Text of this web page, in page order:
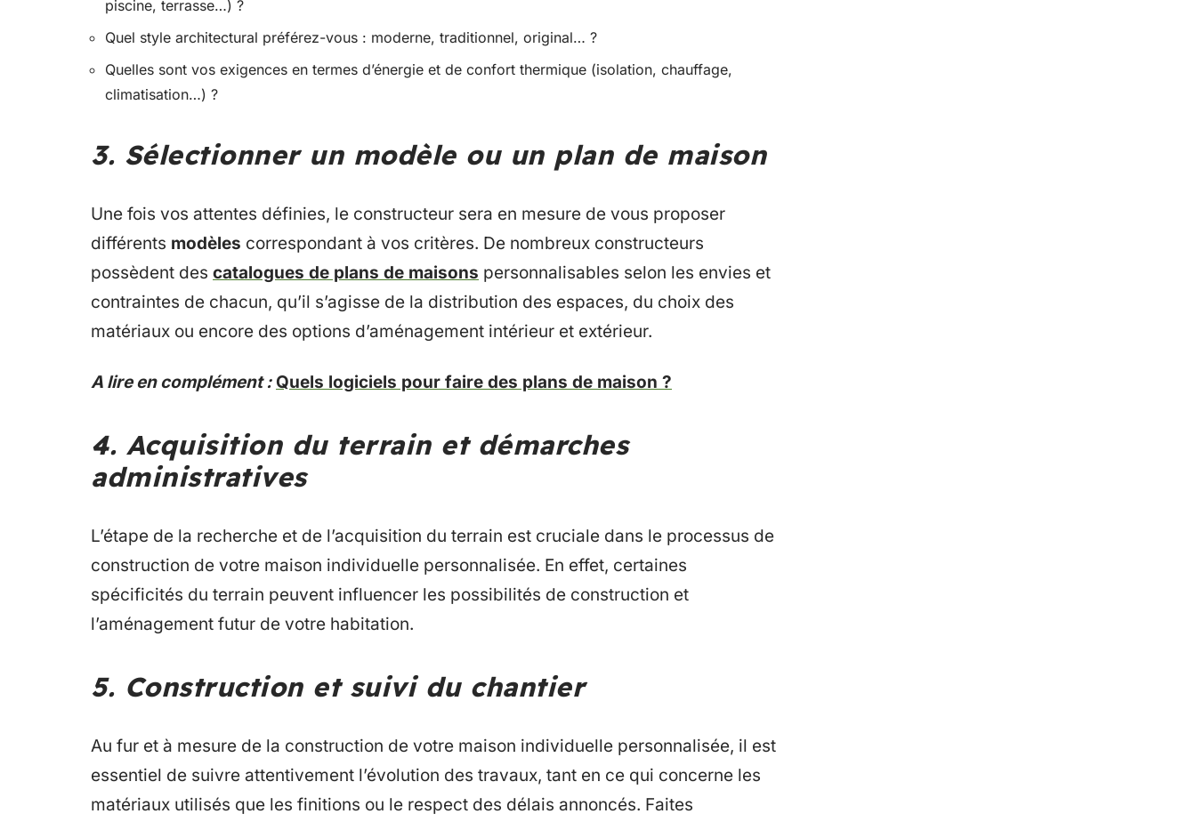
piscine, terrasse…) ?
Quel style architectural préférez-vous : moderne, traditionnel, original… ?
Quelles sont vos exigences en termes d’énergie et de confort thermique (isolation, chauffage,
climatisation…) ?
3. Sélectionner un modèle ou un plan de maison
Une fois vos attentes définies, le constructeur sera en mesure de vous proposer
différents modèles correspondant à vos critères. De nombreux constructeurs
possèdent des catalogues de plans de maisons personnalisables selon les envies et
contraintes de chacun, qu’il s’agisse de la distribution des espaces, du choix des
matériaux ou encore des options d’aménagement intérieur et extérieur.
A lire en complément : Quels logiciels pour faire des plans de maison ?
4. Acquisition du terrain et démarches
administratives
L’étape de la recherche et de l’acquisition du terrain est cruciale dans le processus de
construction de votre maison individuelle personnalisée. En effet, certaines
spécificités du terrain peuvent influencer les possibilités de construction et
l’aménagement futur de votre habitation.
5. Construction et suivi du chantier
Au fur et à mesure de la construction de votre maison individuelle personnalisée, il est
essentiel de suivre attentivement l’évolution des travaux, tant en ce qui concerne les
matériaux utilisés que les finitions ou le respect des délais annoncés. Faites